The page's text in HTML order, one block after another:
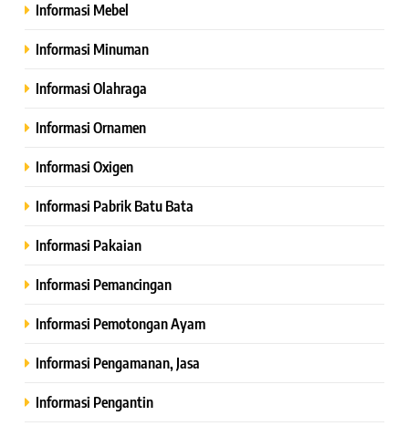
Informasi Mebel
Informasi Minuman
Informasi Olahraga
Informasi Ornamen
Informasi Oxigen
Informasi Pabrik Batu Bata
Informasi Pakaian
Informasi Pemancingan
Informasi Pemotongan Ayam
Informasi Pengamanan, Jasa
Informasi Pengantin